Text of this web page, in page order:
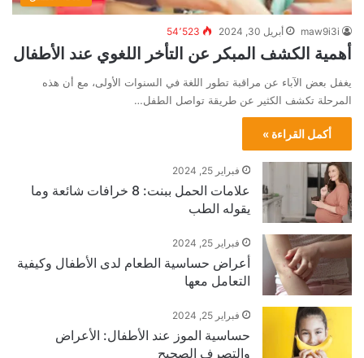
maw9i3i أبريل 30, 2024 54٬523
أهمية الكشف المبكر عن التأخر اللغوي عند الأطفال
يغفل بعض الآباء عن مراقبة تطور اللغة في السنوات الأولى، مع أن هذه
المرحلة تكشف الكثير عن طريقة تواصل الطفل…
أكمل القراءة »
فبراير 25, 2024
علامات الحمل ببنت: 8 خرافات شائعة وما
يقوله الطب
فبراير 25, 2024
أعراض حساسية الطعام لدى الأطفال وكيفية
التعامل معها
فبراير 25, 2024
حساسية الموز عند الأطفال: الأعراض
والتصرف الصحيح